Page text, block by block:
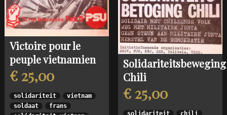
Victoire pour le
peuple vietnamien
€ 25,00
solidariteit
vietnam
soldaat
frans
Solidariteitsbeweging
Chili
€ 25,00
solidariteit
chili